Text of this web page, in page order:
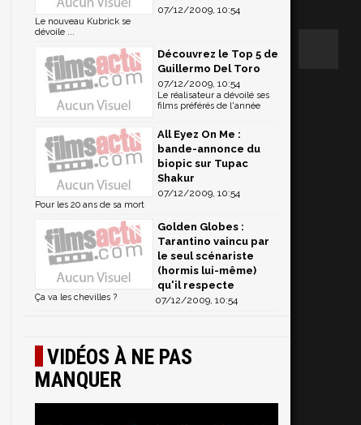
07/12/2009, 10:54
Le nouveau Kubrick se
dévoile ...
Découvrez le Top 5 de
Guillermo Del Toro
07/12/2009, 10:54
Le réalisateur a dévoilé ses
films préférés de l'année
All Eyez On Me :
bande-annonce du
biopic sur Tupac
Shakur
07/12/2009, 10:54
Pour les 20 ans de sa mort
Golden Globes :
Tarantino vaincu par
le seul scénariste
(hormis lui-même)
qu'il respecte
07/12/2009, 10:54
Ça va les chevilles ?
VIDÉOS À NE PAS
MANQUER